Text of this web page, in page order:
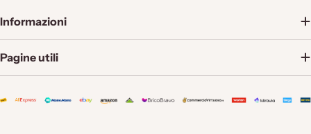
Informazioni
Pagine utili